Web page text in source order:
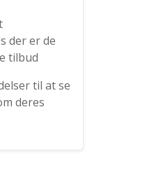
der er de
tilbud
til at se
deres